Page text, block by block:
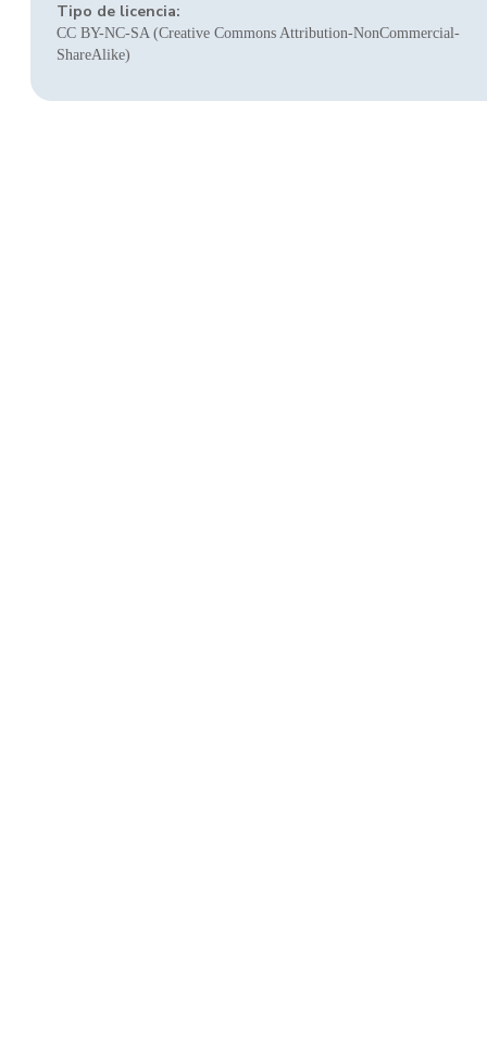
Tipo de licencia:
CC BY-NC-SA (Creative Commons Attribution-NonCommercial-
ShareAlike)